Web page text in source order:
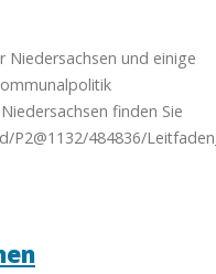
Niedersachsen und einige
finden Sie
484836/